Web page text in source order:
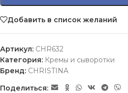
Добавить в список желаний
Артикул: CHR632
Категория: Кремы и сыворотки
Бренд: CHRISTINA
Поделиться: